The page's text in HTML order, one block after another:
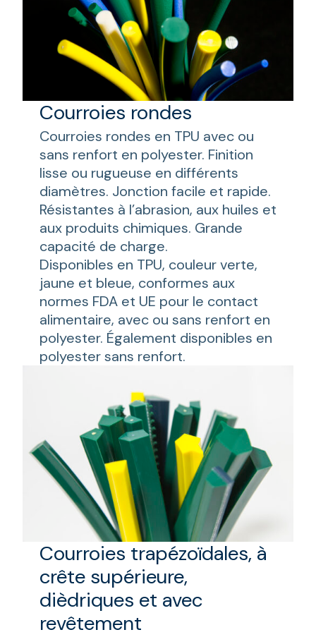
Courroies rondes
Courroies rondes en TPU avec ou
sans renfort en polyester. Finition
lisse ou rugueuse en différents
diamètres. Jonction facile et rapide.
Résistantes à l’abrasion, aux huiles et
aux produits chimiques. Grande
capacité de charge.
Disponibles en TPU, couleur verte,
jaune et bleue, conformes aux
normes FDA et UE pour le contact
alimentaire, avec ou sans renfort en
polyester. Également disponibles en
polyester sans renfort.
Courroies trapézoïdales, à
crête supérieure,
dièdriques et avec
revêtement